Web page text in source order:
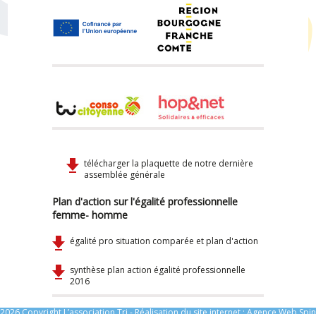
télécharger la plaquette de notre dernière
assemblée générale
Plan d'action sur l'égalité professionnelle
femme- homme
égalité pro situation comparée et plan d'action
synthèse plan action égalité professionnelle
2016